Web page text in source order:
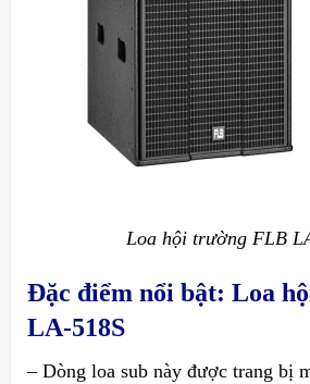
Loa hội trường FLB
Đặc điểm nổi bật: Loa
LA-518S
– Dòng loa sub này được trang bị